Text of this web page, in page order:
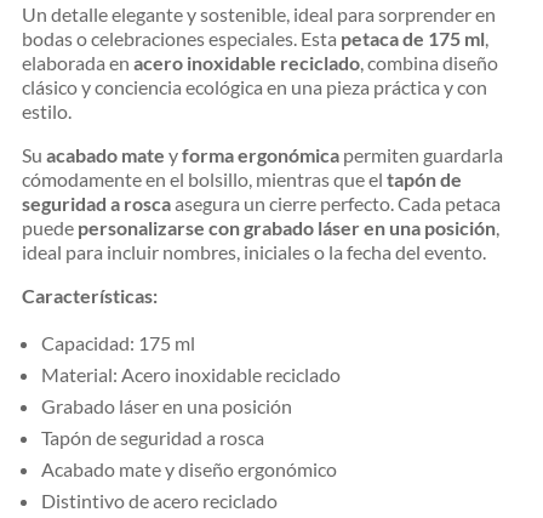
Un detalle elegante y sostenible, ideal para sorprender en
bodas o celebraciones especiales. Esta petaca de 175 ml,
elaborada en acero inoxidable reciclado, combina diseño
clásico y conciencia ecológica en una pieza práctica y con
estilo.
Su acabado mate yforma ergonómicapermiten guardarla
cómodamente en el bolsillo, mientras que el tapón de
seguridad a roscaasegura un cierre perfecto. Cada petaca
puede personalizarse con grabado láser en una posición,
ideal para incluir nombres, iniciales o la fecha del evento.
Características:
Capacidad: 175 ml
Material: Acero inoxidable reciclado
Grabado láser en una posición
Tapón de seguridad a rosca
Acabado mate y diseño ergonómico
Distintivo de acero reciclado